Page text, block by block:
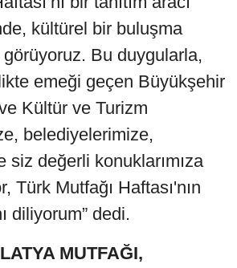
kültürel bir buluşma
Bu duygularla,
emeği geçen Büyükşehir
Kültür ve Turizm
belediyelerimize,
siz değerli konuklarımıza
Türk Mutfağı Haftası'nın
diliyorum” dedi.
MUTFAĞI,